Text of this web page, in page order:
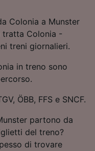
Colonia a Munster
tratta Colonia -
treni giornalieri.
in treno sono
ÖBB, FFS e SNCF.
partono da
del treno?
di trovare
precisi.
del
e/o
ricerche sul